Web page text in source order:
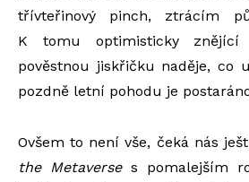
třívteřinový pinch, ztrácím
K tomu optimisticky znějící
pověstnou jiskřičku naděje, co
pozdně letní pohodu je
Ovšem to není vše, čeká nás
the Metaverses pomalejším